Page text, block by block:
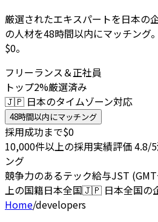
厳選されたエキスパートを日本の
の人材を48時間以内にマッチング
$0。
フリーランス＆正社員
トップ2%厳選済み
🇯🇵 日本のタイムゾーン対応
48時間以内にマッチング
採用成功まで$0
10,000件以上の採用実績評価 4.8/5
ング
競争力のあるテック給与JST
上の国籍日本全国🇯🇵 日本全国の
Home/developers